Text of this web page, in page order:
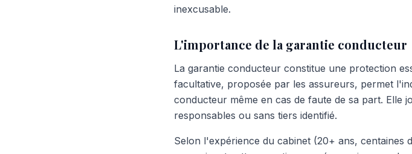
inexcusable.
L'importance de la garantie conducteur
La garantie conducteur constitue une protection
facultative, proposée par les assureurs, permet
conducteur même en cas de faute de sa part. Elle
responsables ou sans tiers identifié.
Selon l'expérience du cabinet (20+ ans, centaines